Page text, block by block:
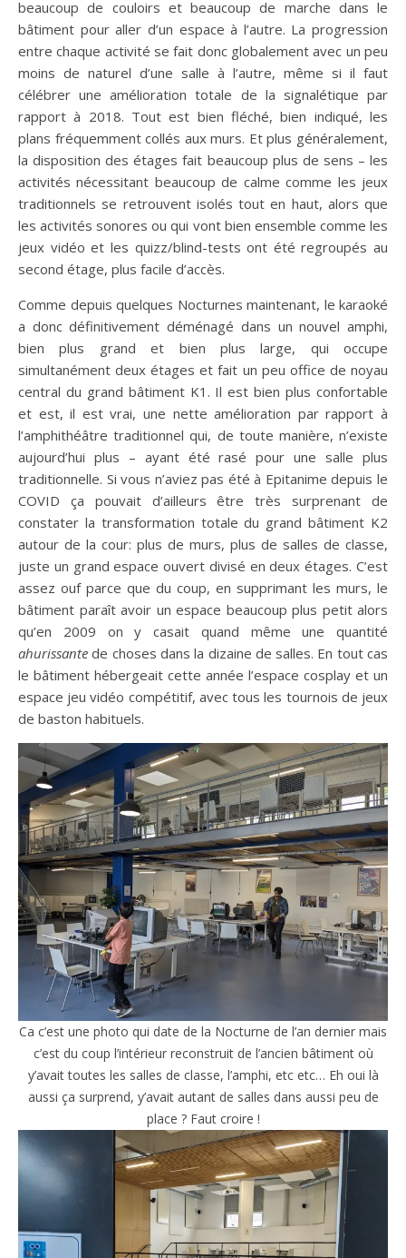
beaucoup de couloirs et beaucoup de marche dans le
bâtiment pour aller d’un espace à l’autre. La progression
entre chaque activité se fait donc globalement avec un peu
moins de naturel d’une salle à l’autre, même si il faut
célébrer une amélioration totale de la signalétique par
rapport à 2018. Tout est bien fléché, bien indiqué, les
plans fréquemment collés aux murs. Et plus généralement,
la disposition des étages fait beaucoup plus de sens – les
activités nécessitant beaucoup de calme comme les jeux
traditionnels se retrouvent isolés tout en haut, alors que
les activités sonores ou qui vont bien ensemble comme les
jeux vidéo et les quizz/blind-tests ont été regroupés au
second étage, plus facile d’accès.
Comme depuis quelques Nocturnes maintenant, le karaoké
a donc définitivement déménagé dans un nouvel amphi,
bien plus grand et bien plus large, qui occupe
simultanément deux étages et fait un peu office de noyau
central du grand bâtiment K1. Il est bien plus confortable
et est, il est vrai, une nette amélioration par rapport à
l’amphithéâtre traditionnel qui, de toute manière, n’existe
aujourd’hui plus – ayant été rasé pour une salle plus
traditionnelle. Si vous n’aviez pas été à Epitanime depuis le
COVID ça pouvait d’ailleurs être très surprenant de
constater la transformation totale du grand bâtiment K2
autour de la cour: plus de murs, plus de salles de classe,
juste un grand espace ouvert divisé en deux étages. C’est
assez ouf parce que du coup, en supprimant les murs, le
bâtiment paraît avoir un espace beaucoup plus petit alors
qu’en 2009 on y casait quand même une quantité
ahurissante de choses dans la dizaine de salles. En tout cas
le bâtiment hébergeait cette année l’espace cosplay et un
espace jeu vidéo compétitif, avec tous les tournois de jeux
de baston habituels.
Ca c’est une photo qui date de la Nocturne de l’an dernier mais
c’est du coup l’intérieur reconstruit de l’ancien bâtiment où
y’avait toutes les salles de classe, l’amphi, etc etc… Eh oui là
aussi ça surprend, y’avait autant de salles dans aussi peu de
place ? Faut croire !